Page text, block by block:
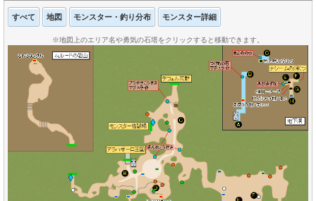
すべて 地図 モンスター・釣り分布 モンスター詳細
※地図上のエリア名や勇気の石塔をクリックすると移動できます。